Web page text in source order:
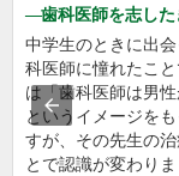
歯科医師を志した
中学生のときに出
科医師に憧れたこ
は「歯科医師は男性
というイメージを
すが、その先生の
とで認識が変わり